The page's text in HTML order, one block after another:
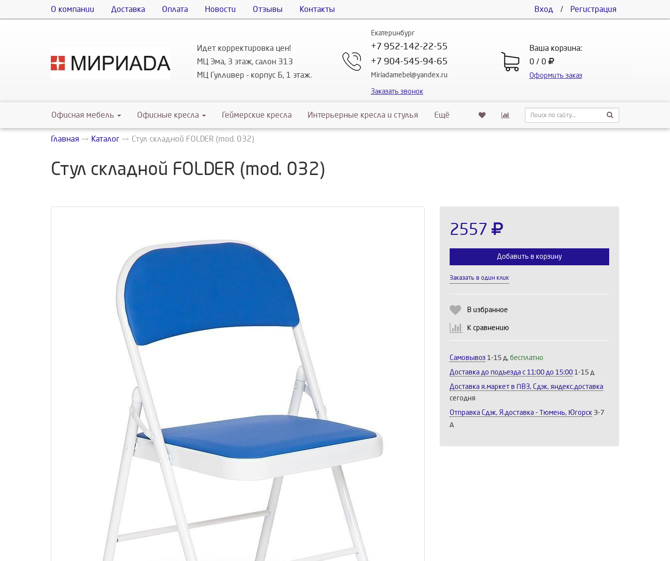
О компании Доставка Оплата Новости Отзывы Контакты Вход / Регистрация
Идет корректировка цен!
МЦ Эма, 3 этаж, салон 313
МЦ Гулливер - корпус Б, 1 этаж.
Екатеринбург
+7 952-142-22-55
+7 904-545-94-65
Miriadamebel@yandex.ru
Заказать звонок
Ваша корзина:
0 / 0
Оформить заказ
Офисная мебель Офисные кресла Геймерские кресла Интерьерные кресла и стулья Ещё
Главная Каталог Стул складной FOLDER (mod. 032)
Стул складной FOLDER (mod. 032)
2557
Добавить в корзину
Заказать в один клик
В избранное
К сравнению
Самовывоз 1-15 д, бесплатно
Доставка до подъезда c 11:00 до 15:00 1-15 д
Доставка я.маркет в ПВЗ, Сдэк, яндекс.доставка
сегодня
Отправка Сдэк, Я.доставка - Тюмень, Югорск 3-7
д